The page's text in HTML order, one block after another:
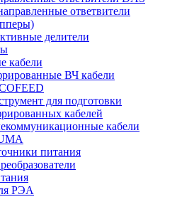
ответвители
делители
кабели
ВЧ кабели
для подготовки
кабелей
кабели
питания
РЭА